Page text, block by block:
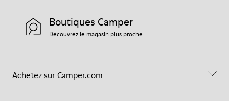
Achetez sur Camper.com
Boutiques Camper
Découvrez le magasin plus proche